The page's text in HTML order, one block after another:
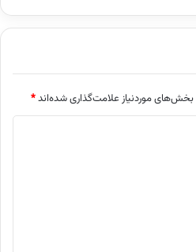
بخش‌های موردنیاز علامت‌گذاری شده‌اند*